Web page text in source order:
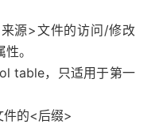
源>文件的访问/修改
。
table，只适用于第一
的<后缀>